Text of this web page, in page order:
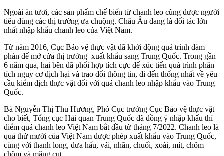
Ngoài ăn tươi, các sản phẩm chế biến từ chanh leo cũng được người
tiêu dùng các thị trường ưa chuộng. Châu Âu đang là đối tác lớn
nhất nhập khẩu chanh leo của Việt Nam.
Từ năm 2016, Cục Bảo vệ thực vật đã khởi động quá trình đàm
phán để mở cửa thị trường xuất khẩu sang Trung Quốc. Trong gần
6 năm qua, hai bên đã phối hợp tích cực để xúc tiến quá trình phân
tích nguy cơ dịch hại và trao đổi thông tin, đi đến thống nhất về yêu
cầu kiểm dịch thực vật đối với quả chanh leo nhập khẩu vào Trung
Quốc.
Bà Nguyễn Thị Thu Hương, Phó Cục trưởng Cục Bảo vệ thực vật
cho biết, Tổng cục Hải quan Trung Quốc đã đồng ý nhập khẩu thí
điểm quả chanh leo Việt Nam bắt đầu từ tháng 7/2022. Chanh leo là
quả thứ mười của Việt Nam được phép xuất khẩu vào Trung Quốc,
cùng với thanh long, dưa hấu, vải, nhãn, chuối, xoài, mít, chôm
chôm và măng cụt.